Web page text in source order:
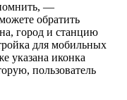
—
обратить
город и станцию
для мобильных
указана иконка
пользователь